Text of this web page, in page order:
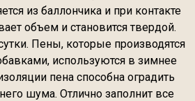
из баллончика и при контакте
объем и становится твердой.
Пены, которые производятся
используются в зимнее
пена способна оградить
шума. Отлично заполнит все